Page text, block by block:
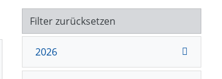
Filter zurücksetzen
2026